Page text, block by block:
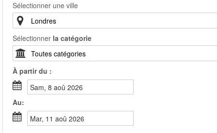
Sélectionner une ville
Sélectionner la catégorie
À partir du :
sam, 8 aoû 2026
Au:
mar, 11 aoû 2026